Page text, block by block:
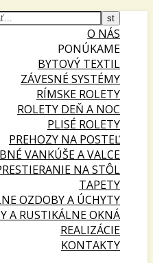
O NÁS
PONÚKAME
BYTOVÝ TEXTIL
ZÁVESNÉ SYSTÉMY
RÍMSKE ROLETY
ROLETY DEŇ A NOC
PLISÉ ROLETY
PREHOZY NA POSTEĽ
VANKÚŠE A VALCE
NA STÔL
TAPETY
OZDOBY A ÚCHYTY
A RUSTIKÁLNE OKNÁ
REALIZÁCIE
KONTAKTY